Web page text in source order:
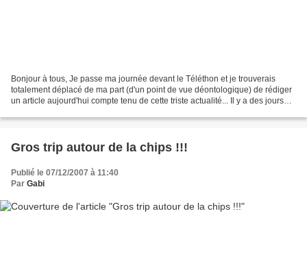
Bonjour à tous, Je passe ma journée devant le Téléthon et je trouverais
totalement déplacé de ma part (d'un point de vue déontologique) de rédiger
un article aujourd'hui compte tenu de cette triste actualité... Il y a des jours
Gros trip autour de la chips !!!
Publié le 07/12/2007 à 11:40
Par Gabi